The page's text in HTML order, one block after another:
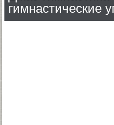
гимнастические